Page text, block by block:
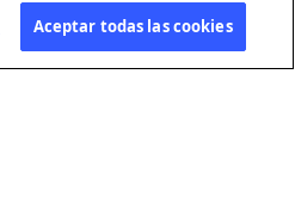
Aceptar todas las cookies